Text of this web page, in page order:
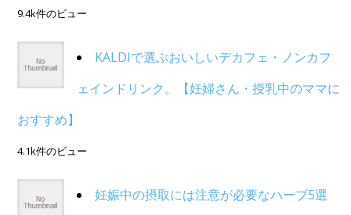
9.4k件のビュー
KALDIで選ぶおいしいデカフェ・ノンカフ
ェインドリンク。【妊婦さん・授乳中のママに
おすすめ】
4.1k件のビュー
妊娠中の摂取には注意が必要なハーブ5選